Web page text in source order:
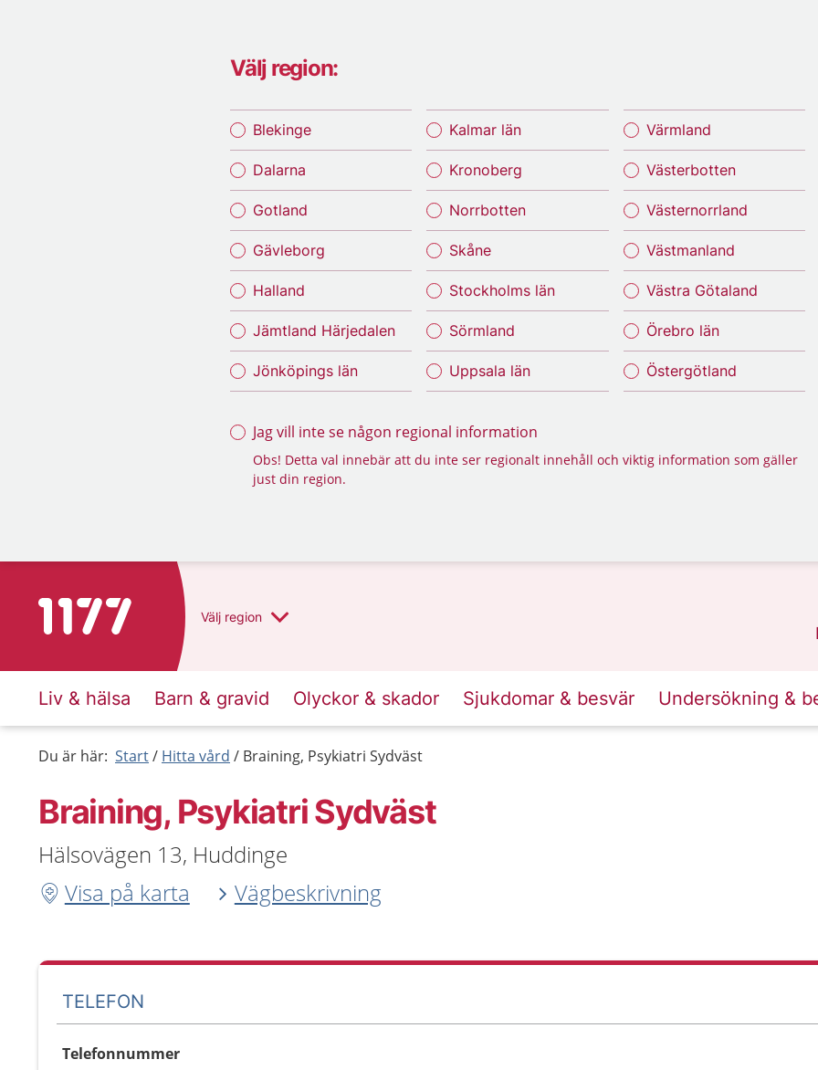
Välj region:
Blekinge
Dalarna
Gotland
Gävleborg
Halland
Jämtland Härjedalen
Jönköpings län
Kalmar län
Kronoberg
Norrbotten
Skåne
Stockholms län
Sörmland
Uppsala län
Värmland
Västerbotten
Västernorrland
Västmanland
Västra Götaland
Örebro län
Östergötland
Jag vill inte se någon regional information
Obs! Detta val innebär att du inte ser regionalt innehåll och viktig information som gäller
just din region.
Till startsidan för 1177 Välj region
Liv & hälsa Barn & gravid Olyckor & skador Sjukdomar & besvär Undersökning &
Du är här: Start Hitta vård Braining, Psykiatri Sydväst
Braining, Psykiatri Sydväst
Hälsovägen 13, Huddinge
Visa på karta
Vägbeskrivning
TELEFON
Telefonnummer